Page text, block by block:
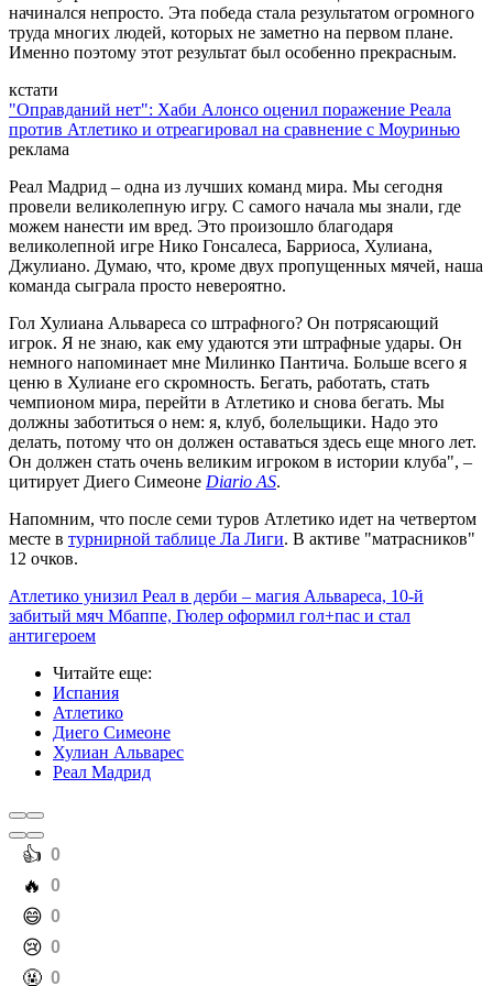
начинался непросто. Эта победа стала результатом огромного
труда многих людей, которых не заметно на первом плане.
Именно поэтому этот результат был особенно прекрасным.
кстати
"Оправданий нет": Хаби Алонсо оценил поражение Реала
против Атлетико и отреагировал на сравнение с Моуринью
реклама
Реал Мадрид – одна из лучших команд мира. Мы сегодня
провели великолепную игру. С самого начала мы знали, где
можем нанести им вред. Это произошло благодаря
великолепной игре Нико Гонсалеса, Барриоса, Хулиана,
Джулиано. Думаю, что, кроме двух пропущенных мячей, наша
команда сыграла просто невероятно.
Гол Хулиана Альвареса со штрафного? Он потрясающий
игрок. Я не знаю, как ему удаются эти штрафные удары. Он
немного напоминает мне Милинко Пантича. Больше всего я
ценю в Хулиане его скромность. Бегать, работать, стать
чемпионом мира, перейти в Атлетико и снова бегать. Мы
должны заботиться о нем: я, клуб, болельщики. Надо это
делать, потому что он должен оставаться здесь еще много лет.
Он должен стать очень великим игроком в истории клуба", –
цитирует Диего Симеоне Diario AS.
Напомним, что после семи туров Атлетико идет на четвертом
месте в турнирной таблице Ла Лиги. В активе "матрасников"
12 очков.
Атлетико унизил Реал в дерби – магия Альвареса, 10-й
забитый мяч Мбаппе, Гюлер оформил гол+пас и стал
антигероем
Читайте еще:
Испания
Атлетико
Диего Симеоне
Хулиан Альварес
Реал Мадрид
️👍 0
️🔥 0
️😄 0
️😢 0
️🤬 0